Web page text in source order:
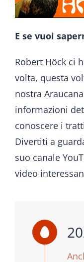
E se vuoi
Robert Höck ci
volta, questa
nostra
informazioni
conoscere i
Divertiti a
suo canale
video